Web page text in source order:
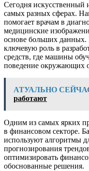
Сегодня искусственный
самых разных сферах.
помогает врачам в
медицинские
основе больших данных.
ключевую роль в
средств, где машины
поведение окружающих
АТУАЛЬНО
работают
Одним из самых ярких
в финансовом секторе.
используют алгоритмы
прогнозирования
оптимизировать
обоснованные решения.